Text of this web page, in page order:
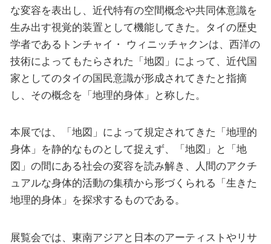
な変容を表出し、近代特有の空間概念や共同体意識を
生み出す視覚的装置として機能してきた。タイの歴史
学者であるトンチャイ・ ウィニッチャクンは、西洋の
技術によってもたらされた「地図」によって、近代国
家としてのタイの国民意識が形成されてきたと指摘
し、その概念を「地理的身体」と称した。
本展では、「地図」によって規定されてきた「地理的
身体」を静的なものとして捉えず、「地図」と「地
図」の間にある社会の変容を読み解き、人間のアクチ
ュアルな身体的活動の集積から形づくられる「生きた
地理的身体」を探求するものである。
展覧会では、東南アジアと日本のアーティストやリサ